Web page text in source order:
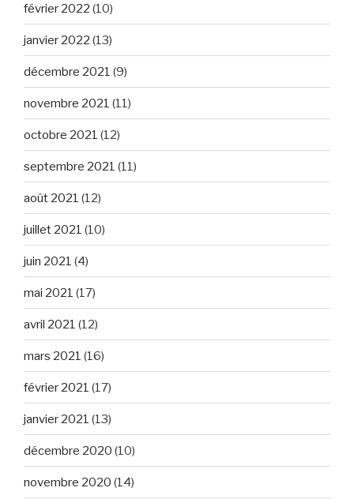
février 2022 (10)
janvier 2022 (13)
décembre 2021 (9)
novembre 2021 (11)
octobre 2021 (12)
septembre 2021 (11)
août 2021 (12)
juillet 2021 (10)
juin 2021 (4)
mai 2021 (17)
avril 2021 (12)
mars 2021 (16)
février 2021 (17)
janvier 2021 (13)
décembre 2020 (10)
novembre 2020 (14)